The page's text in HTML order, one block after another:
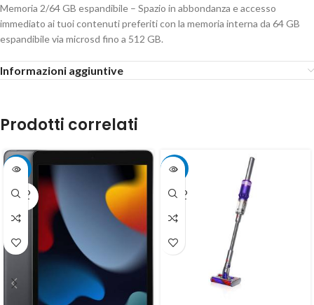
Memoria 2/64 GB espandibile – Spazio in abbondanza e accesso
immediato ai tuoi contenuti preferiti con la memoria interna da 64 GB
espandibile via microsd fino a 512 GB.
Informazioni aggiuntive
Prodotti correlati
-27%
SOLD
OUT
-5%
SOLD
OUT